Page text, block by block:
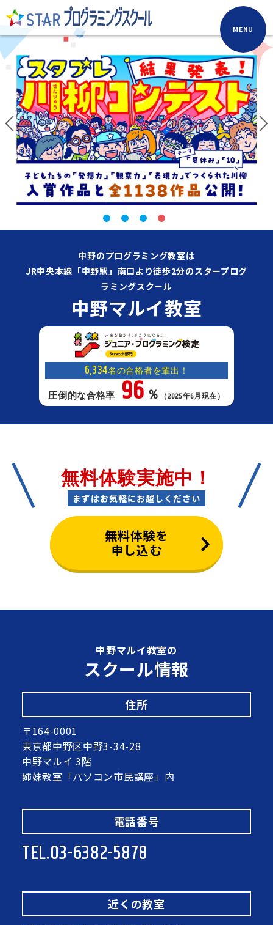
MENU
中野のプログラミング教室は
JR中央本線「中野駅」南口より徒歩2分のスタープログ
ラミングスクール
中野マルイ教室
6,334名の合格者を輩出！
圧倒的な合格率 96 ％ （2025年6月現在）
無料体験実施中！
まずはお気軽にお越しください
無料体験を
申し込む
中野マルイ教室の
スクール情報
住所
〒164-0001
東京都中野区中野3-34-28
中野マルイ 3階
姉妹教室「パソコン市民講座」内
電話番号
TEL.03-6382-5878
近くの教室